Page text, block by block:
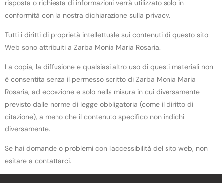
risposta o richiesta di informazioni verrà utilizzato solo in
conformità con la nostra dichiarazione sulla privacy.
Tutti i diritti di proprietà intellettuale sui contenuti di questo sito
Web sono attribuiti a Zarba Monia Maria Rosaria.
La copia, la diffusione e qualsiasi altro uso di questi materiali non
è consentita senza il permesso scritto di Zarba Monia Maria
Rosaria, ad eccezione e solo nella misura in cui diversamente
previsto dalle norme di legge obbligatoria (come il diritto di
citazione), a meno che il contenuto specifico non indichi
diversamente.
Se hai domande o problemi con l'accessibilità del sito web, non
esitare a contattarci.